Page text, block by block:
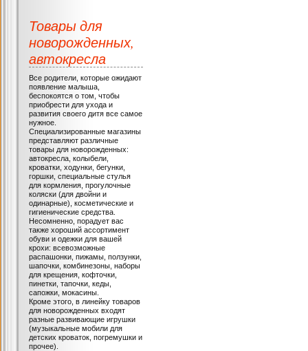
Товары для
новорожденных,
автокресла
Все родители, которые ожидают
появление малыша,
беспокоятся о том, чтобы
приобрести для ухода и
развития своего дитя все самое
нужное.
Специализированные магазины
представляют различные
товары для новорожденных:
автокресла, колыбели,
кроватки, ходунки, бегунки,
горшки, специальные стулья
для кормления, прогулочные
коляски (для двойни и
одинарные), косметические и
гигиенические средства.
Несомненно, порадует вас
также хороший ассортимент
обуви и одежки для вашей
крохи: всевозможные
распашонки, пижамы, ползунки,
шапочки, комбинезоны, наборы
для крещения, кофточки,
пинетки, тапочки, кеды,
сапожки, мокасины.
Кроме этого, в линейку товаров
для новорожденных входят
разные развивающие игрушки
(музыкальные мобили для
детских кроваток, погремушки и
прочее).